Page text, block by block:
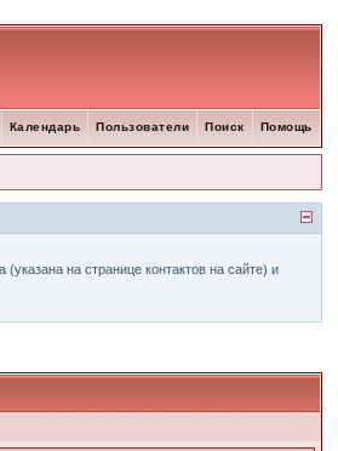
Помощь
Поиск
Пользователи
Календарь
на странице контактов на сайте) и